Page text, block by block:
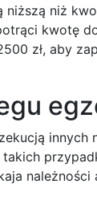
niższą niż
kwotę
zł, aby
innych
należności